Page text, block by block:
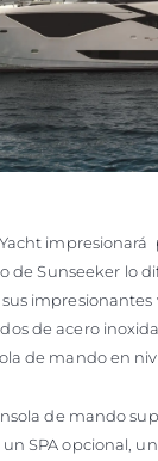
impresionará
de Sunseeker lo
impresionantes
de acero
de mando en
de mando
SPA opcional,